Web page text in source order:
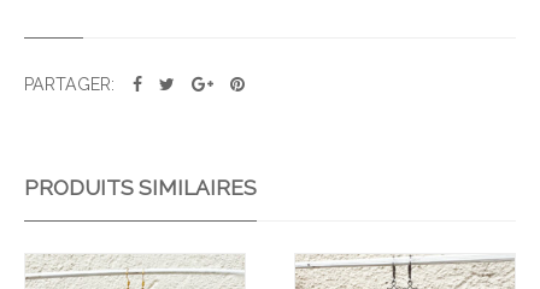
U
L
E
PARTAGER:
PRODUITS SIMILAIRES
Ajo
Ajo